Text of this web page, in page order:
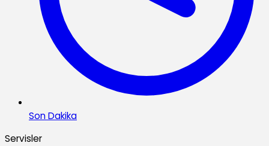
Son Dakika
Servisler